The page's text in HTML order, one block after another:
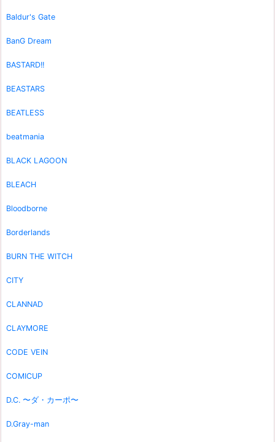
Baldur's Gate
BanG Dream
BASTARD!!
BEASTARS
BEATLESS
beatmania
BLACK LAGOON
BLEACH
Bloodborne
Borderlands
BURN THE WITCH
CITY
CLANNAD
CLAYMORE
CODE VEIN
COMICUP
D.C. 〜ダ・カーポ〜
D.Gray-man